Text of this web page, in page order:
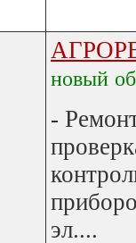
новый
-
эл....